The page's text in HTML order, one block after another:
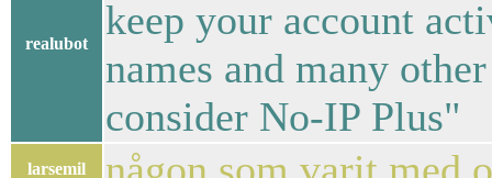
realubot
keep your account
names and many
consider No-IP Plus"
larsemil